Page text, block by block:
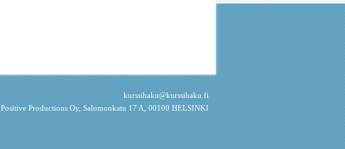
kurssihaku@kurssihaku.fi
Positive Productions Oy, Salomonkatu 17 A, 00100 HELSINKI